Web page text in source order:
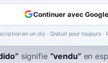
doh benˈdiðo
” signifie “vendu” en
Continuer avec Google
en un clic · Gratuit pour toujours ·